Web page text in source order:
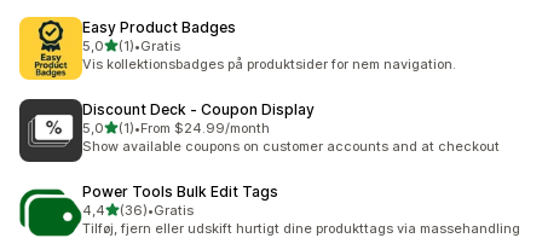
Easy Product Badges
5,0ud af 5 stjerner
(1)
1 anmeldelser i alt
•Gratis
Vis kollektionsbadges på produktsider for nem navigation.
Discount Deck ‑ Coupon Display
5,0ud af 5 stjerner
(1)
1 anmeldelser i alt
•From $24.99/month
Show available coupons on customer accounts and at checkout
Power Tools Bulk Edit Tags
4,4ud af 5 stjerner
(36)
36 anmeldelser i alt
•Gratis
Tilføj, fjern eller udskift hurtigt dine produkttags via massehandling